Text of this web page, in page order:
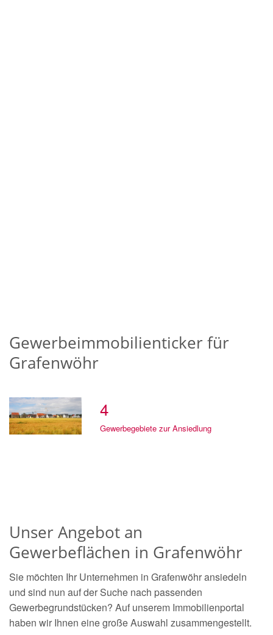
Gewerbeimmobilienticker für
Grafenwöhr
4
Gewerbegebiete zur Ansiedlung
Unser Angebot an
Gewerbeflächen in Grafenwöhr
Sie möchten Ihr Unternehmen in Grafenwöhr ansiedeln
und sind nun auf der Suche nach passenden
Gewerbegrundstücken? Auf unserem Immobilienportal
haben wir Ihnen eine große Auswahl zusammengestellt.